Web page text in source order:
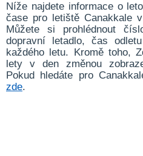
Níže najdete informace o
čase pro letiště Canakkale
Můžete si prohlédnout
dopravní letadlo, čas
každého letu. Kromě toho,
lety v den změnou
Pokud hledáte pro
zde.